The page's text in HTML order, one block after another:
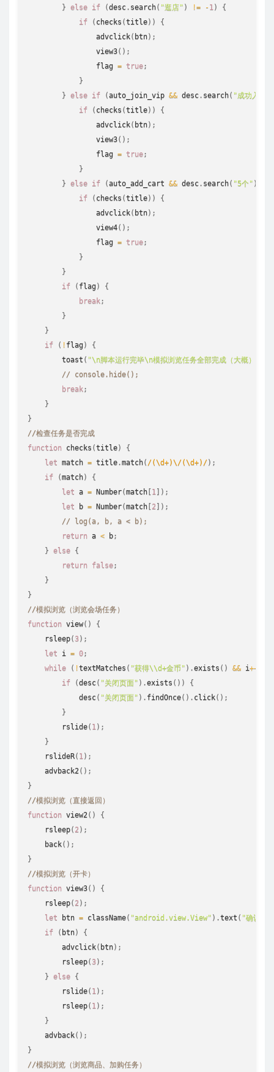
} else if (desc. search( "逛店" ) != -1)
{
if
( checks (title) )
{
advclick( btn) ;
view3( ) ;
                flag
= true;
}
} else if (auto_join_vip && desc. search( "成功入会"
if
( checks (title) )
{
advclick( btn) ;
view3( ) ;
                flag
= true;
}
} else if (auto_add_cart && desc. search( "5个" )
if
( checks (title) )
{
advclick( btn) ;
view4( ) ;
                flag
= true;
}
}
if
( flag)
{
break;
}
}
if
( ! flag)
{
toast ( "\n脚本运行完毕\n模拟浏览任务全部完成（大概）"
// console.hide();
break;
}
}
//检查任务是否完成
function checks (title)
{
let match = title.match( /(\d+)\/(\d+)/) ;
if
(match)
{
let a = Number(match [ 1] ) ;
let b = Number(match [ 2 ] ) ;
// log(a, b, a < b);
return a < b;
} else {
return false;
}
}
//模拟浏览（浏览会场任务）
function view( )
{
rsleep( 3) ;
let i = 0;
while
( !textMatches ( "获得\\d+金币" ) .exists ( ) && i++
if
(desc( "关闭页面" ) .exists ( ) )
{
desc( "关闭页面" ) . findOnce( ) . click( ) ;
}
rslide( 1) ;
}
rslideR( 1) ;
advback2( ) ;
}
//模拟浏览（直接返回）
function view2( )
{
rsleep( 2 ) ;
back( ) ;
}
//模拟浏览（开卡）
function view3( )
{
rsleep( 2 ) ;
let btn = className( "android.view.View" ) .text ( "确认授
if
( btn)
{
advclick( btn) ;
rsleep( 3) ;
} else {
rslide( 1) ;
rsleep( 1) ;
}
advback( ) ;
}
//模拟浏览（浏览商品、加购任务）